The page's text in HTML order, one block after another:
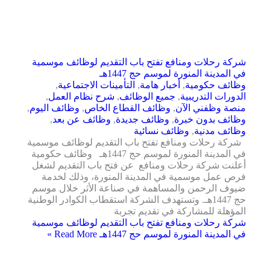
شركة رحلات ومنافع تفتح باب التقديم لوظائف موسمية
في المدينة المنورة لموسم حج 1447هـ
وظائف حكومية, أخبار هامة, التأمينات الاجتماعية,
الدورات التدريبية, جميع الوظائف, شرح نظام العمل,
منصة وظفني الآن, وظائف القطاع الخاص, وظائف اليوم,
وظائف بدون خبرة, وظائف جديدة, وظائف عن بعد,
وظائف مدنية, وظائف نسائية
شركة رحلات ومنافع تفتح باب التقديم لوظائف موسمية
في المدينة المنورة لموسم حج 1447هـ وظائف حكومية
أعلنت شركة رحلات ومنافع عن فتح باب التقديم لشغل
فرص عمل موسمية في المدينة المنورة، وذلك لخدمة
ضيوف الرحمن والمساهمة في صناعة الأثر خلال موسم
حج 1447هـ. وتستهدف الشركة استقطاب الكوادر الوطنية
المؤهلة للمشاركة في تقديم تجربة
شركة رحلات ومنافع تفتح باب التقديم لوظائف موسمية
في المدينة المنورة لموسم حج 1447هـ